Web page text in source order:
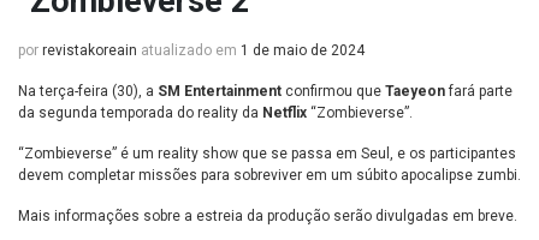
por revistakoreain atualizado em 1 de maio de 2024
Na terça-feira (30), a SM Entertainment confirmou que Taeyeonfará parte
da segunda temporada do reality da Netflix “Zombieverse”.
“Zombieverse” é um reality show que se passa em Seul, e os participantes
devem completar missões para sobreviver em um súbito apocalipse zumbi.
Mais informações sobre a estreia da produção serão divulgadas em breve.